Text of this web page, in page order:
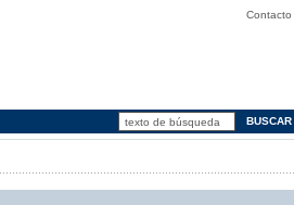
Contacto